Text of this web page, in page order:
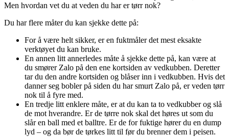
Men hvordan vet du at veden du har er tørr nok?
Du har flere måter du kan sjekke dette på:
For å være helt sikker, er en fuktmåler det mest eksakte
verktøyet du kan bruke.
En annen litt annerledes måte å sjekke dette på, kan være at
du smører Zalo på den ene kortsiden av vedkubben. Deretter
tar du den andre kortsiden og blåser inn i vedkubben. Hvis det
danner seg bobler på siden du har smurt Zalo på, er veden tørr
nok til å fyre med.
En tredje litt enklere måte, er at du kan ta to vedkubber og slå
de mot hverandre. Er de tørre nok skal det høres ut som du
slår en ball med et balltre. Er de for fuktige hører du en dump
lyd – og da bør de tørkes litt til før du brenner dem i peisen.